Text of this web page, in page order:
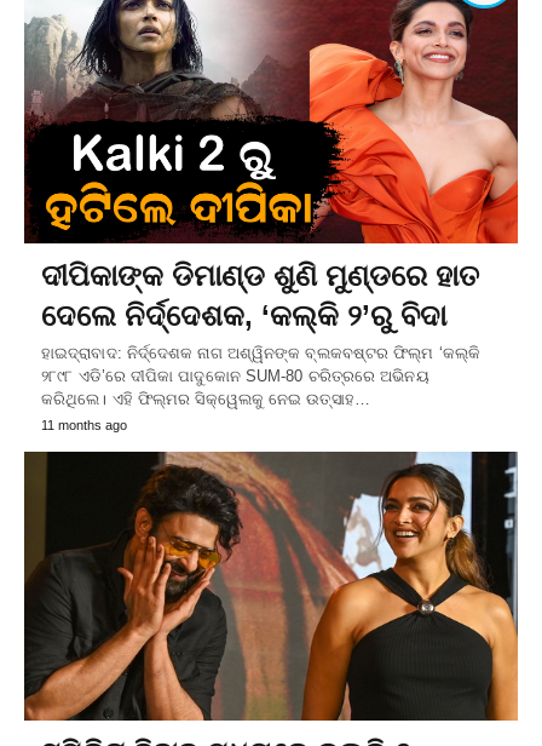
ଦୀପିକାଙ୍କ ଡିମାଣ୍ଡ ଶୁଣି ମୁଣ୍ଡରେ ହାତ
ଦେଲେ ନିର୍ଦ୍ଦେଶକ, ‘କଲ୍କି ୨’ରୁ ବିଦା
ହାଇଦ୍ରାବାଦ: ନିର୍ଦ୍ଦେଶକ ନାଗ ଅଶ୍ୱିନଙ୍କ ବ୍ଲକବଷ୍ଟର ଫିଲ୍ମ ‘କଲ୍କି
୨୮୯୮ ଏଡି’ରେ ଦୀପିକା ପାଦୁକୋନ SUM-80 ଚରିତ୍ରରେ ଅଭିନୟ
କରିଥିଲେ। ଏହି ଫିଲ୍ମର ସିକ୍ୱେଲକୁ ନେଇ ଉତ୍ସାହ…
11 months ago